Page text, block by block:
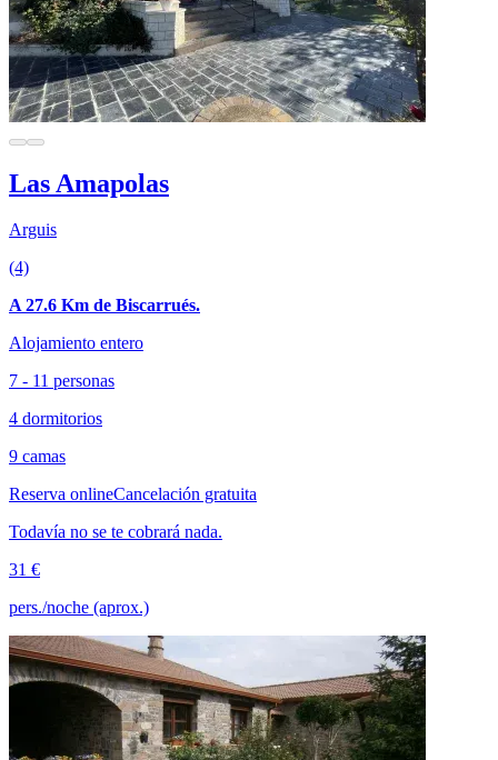
Las Amapolas
Arguis
(4)
A 27.6 Km de Biscarrués.
Alojamiento entero
7 - 11 personas
4 dormitorios
9 camas
Reserva onlineCancelación gratuita
Todavía no se te cobrará nada.
31 €
pers./noche (aprox.)